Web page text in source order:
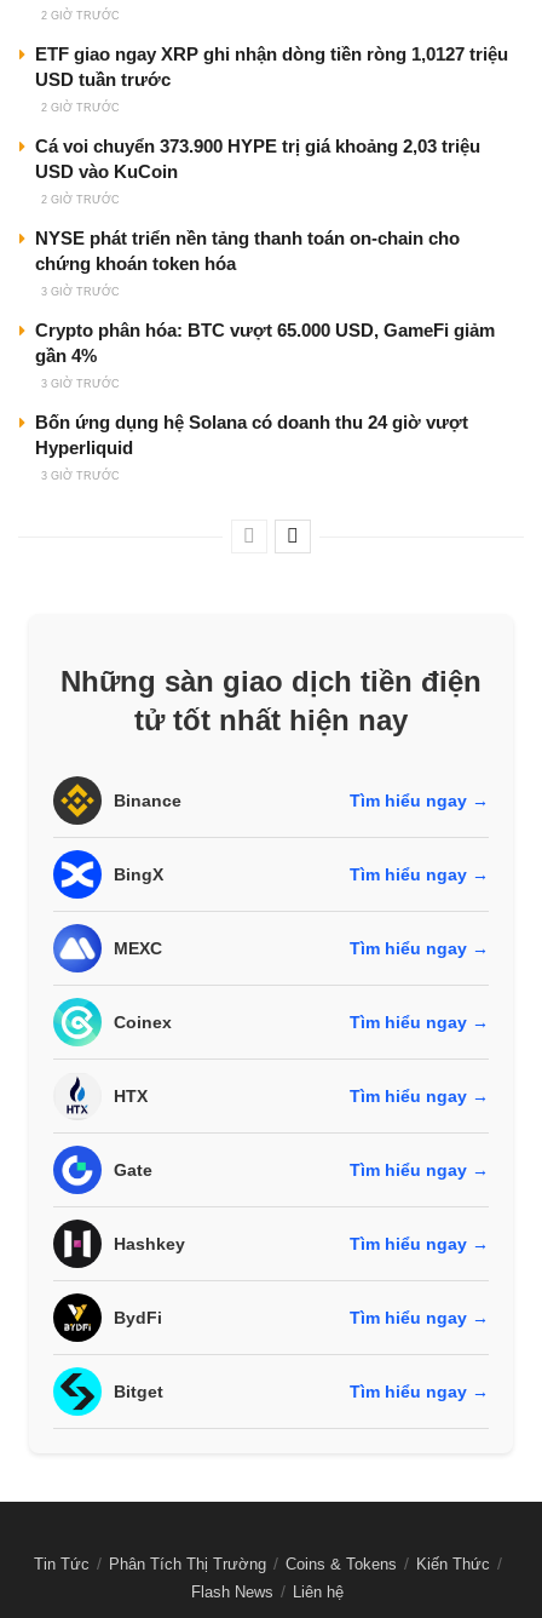
2 GIỜ TRƯỚC
ETF giao ngay XRP ghi nhận dòng tiền ròng 1,0127 triệu
USD tuần trước
2 GIỜ TRƯỚC
Cá voi chuyển 373.900 HYPE trị giá khoảng 2,03 triệu
USD vào KuCoin
2 GIỜ TRƯỚC
NYSE phát triển nền tảng thanh toán on-chain cho
chứng khoán token hóa
3 GIỜ TRƯỚC
Crypto phân hóa: BTC vượt 65.000 USD, GameFi giảm
gần 4%
3 GIỜ TRƯỚC
Bốn ứng dụng hệ Solana có doanh thu 24 giờ vượt
Hyperliquid
3 GIỜ TRƯỚC
Những sàn giao dịch tiền điện
tử tốt nhất hiện nay
Binance Tìm hiểu ngay →
BingX Tìm hiểu ngay →
MEXC Tìm hiểu ngay →
Coinex Tìm hiểu ngay →
HTX Tìm hiểu ngay →
Gate Tìm hiểu ngay →
Hashkey Tìm hiểu ngay →
BydFi Tìm hiểu ngay →
Bitget Tìm hiểu ngay →
Tin Tức Phân Tích Thị Trường Coins & Tokens
Kiến Thức
Flash News
Liên hệ